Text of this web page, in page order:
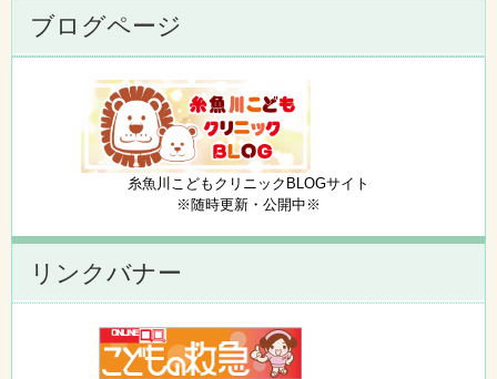
ブログページ
糸魚川こどもクリニックBLOGサイト
※随時更新・公開中※
リンクバナー